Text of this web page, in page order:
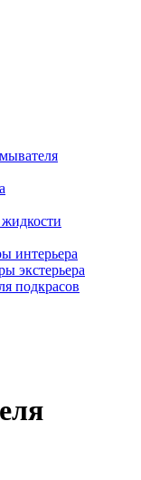
интерьера
экстерьера
подкрасов